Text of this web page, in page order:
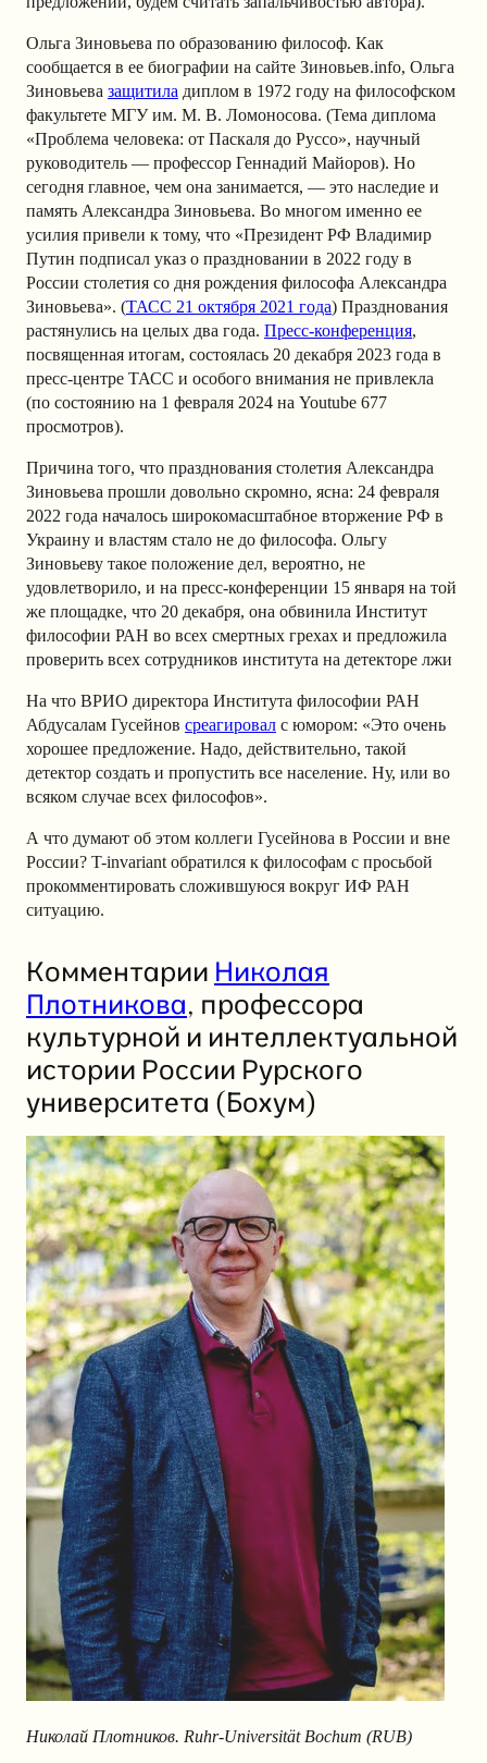
Ольга Зиновьева по образованию философ. Как
сообщается в ее биографии на сайте Зиновьев.info, Ольга
Зиновьева защитила диплом в 1972 году на философском
факультете МГУ им. М. В. Ломоносова. (Тема диплома
«Проблема человека: от Паскаля до Руссо», научный
руководитель — профессор Геннадий Майоров). Но
сегодня главное, чем она занимается, — это наследие и
память Александра Зиновьева. Во многом именно ее
усилия привели к тому, что «Президент РФ Владимир
Путин подписал указ о праздновании в 2022 году в
России столетия со дня рождения философа Александра
Зиновьева». (ТАСС 21 октября 2021 года) Празднования
растянулись на целых два года. Пресс-конференция,
посвященная итогам, состоялась 20 декабря 2023 года в
пресс-центре ТАСС и особого внимания не привлекла
(по состоянию на 1 февраля 2024 на Youtube 677
просмотров).
Причина того, что празднования столетия Александра
Зиновьева прошли довольно скромно, ясна: 24 февраля
2022 года началось широкомасштабное вторжение РФ в
Украину и властям стало не до философа. Ольгу
Зиновьеву такое положение дел, вероятно, не
удовлетворило, и на пресс-конференции 15 января на той
же площадке, что 20 декабря, она обвинила Институт
философии РАН во всех смертных грехах и предложила
проверить всех сотрудников института на детекторе лжи
На что ВРИО директора Института философии РАН
Абдусалам Гусейнов среагировал с юмором: «Это очень
хорошее предложение. Надо, действительно, такой
детектор создать и пропустить все население. Ну, или во
всяком случае всех философов».
А что думают об этом коллеги Гусейнова в России и вне
России? T-invariant обратился к философам с просьбой
прокомментировать сложившуюся вокруг ИФ РАН
ситуацию.
Комментарии Николая
Плотникова, профессора
культурной и интеллектуальной
истории России Рурского
университета (Бохум)
Николай Плотников. Ruhr-Universität Bochum (RUB)